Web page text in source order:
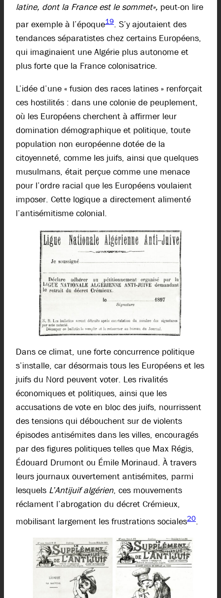
latine, dont la France est le sommet», peut-on lire
par exemple à l’époque19. S’y ajoutaient des
tendances séparatistes chez certains Européens,
qui imaginaient une Algérie plus autonome et
plus forte que la France colonisatrice.
L’idée d’une « fusion des races latines » renforçait
ces hostilités : dans une colonie de peuplement,
où les Européens cherchent à affirmer leur
domination démographique et politique, toute
population non européenne dotée de la
citoyenneté, comme les juifs, ainsi que quelques
musulmans, était perçue comme une menace
pour l’ordre racial que les Européens voulaient
imposer. Cette logique a directement alimenté
l’antisémitisme colonial.
Dans ce climat, une forte concurrence politique
s’installe, car désormais tous les Européens et les
juifs du Nord peuvent voter. Les rivalités
économiques et politiques, ainsi que les
accusations de vote en bloc des juifs, nourrissent
des tensions qui débouchent sur de violents
épisodes antisémites dans les villes, encouragés
par des figures politiques telles que Max Régis,
Édouard Drumont ou Émile Morinaud. À travers
leurs journaux ouvertement antisémites, parmi
lesquels L’Antijuif algérien, ces mouvements
réclament l’abrogation du décret Crémieux,
mobilisant largement les frustrations sociales20.